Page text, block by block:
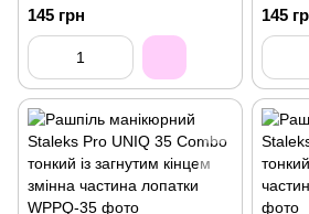
напівсфера змінна частина
лопатки
145 грн
піка
145